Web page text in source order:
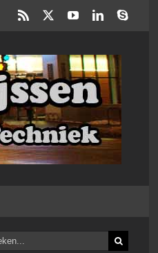
Rss YouTubeLinkedInSkype